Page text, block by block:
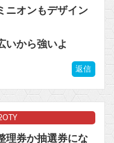
ニオンもデザイン
いから強いよ
返信
理券か抽選券にな